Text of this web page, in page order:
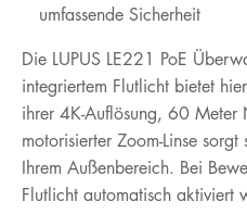
umfassende Sicherheit
Die LUPUS LE221 PoE
integriertem Flutlicht bietet
ihrer 4K-Auflösung, 60 Meter
motorisierter Zoom-Linse
Ihrem Außenbereich. Bei
Flutlicht automatisch aktiviert